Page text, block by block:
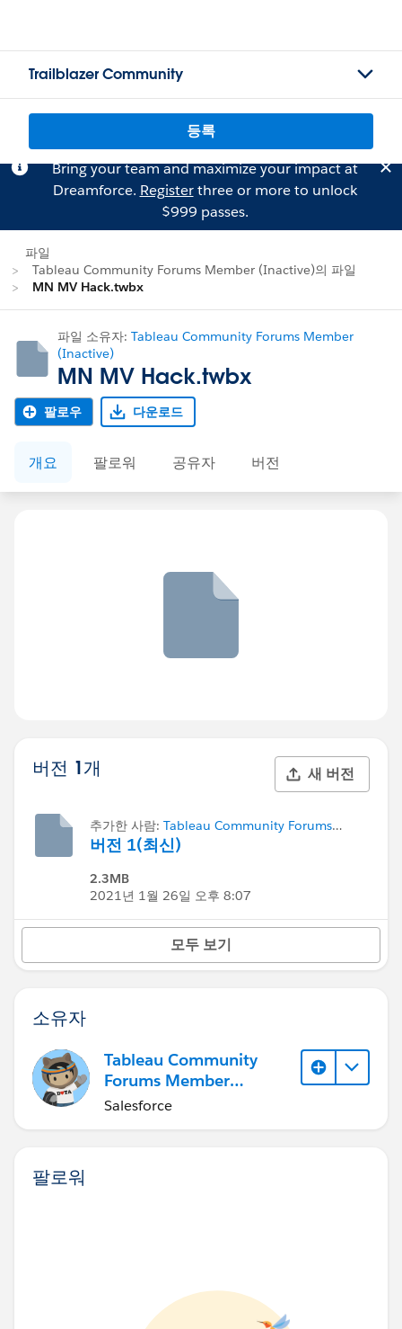
Trailblazer Community
등록
Bring your team and maximize your impact at
Dreamforce. Registerthree or more to unlock
$999 passes.
파일
Tableau Community Forums Member (Inactive)의 파일
MN MV Hack.twbx
파일 소유자: Tableau Community Forums Member
(Inactive)
MN MV Hack.twbx
팔로우 다운로드
개요 팔로워 공유자 버전
버전 1개 새 버전
추가한 사람: Tableau Community Forums
Member (Inactive)
버전 1(최신)
2.3MB
2021년 1월 26일 오후 8:07
모두 보기
소유자
Tableau Community
Forums Member
(Inactive)
Salesforce
팔로워